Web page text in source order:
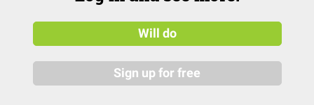
Will do
Sign up for free